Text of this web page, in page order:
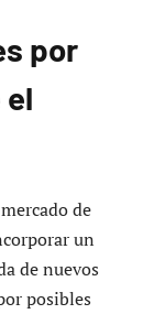
por
de
un
de nuevos
posibles